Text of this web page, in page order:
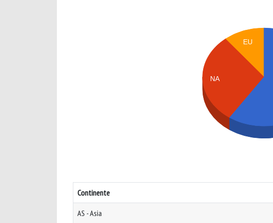
EU
NA
Continente
AS - Asia